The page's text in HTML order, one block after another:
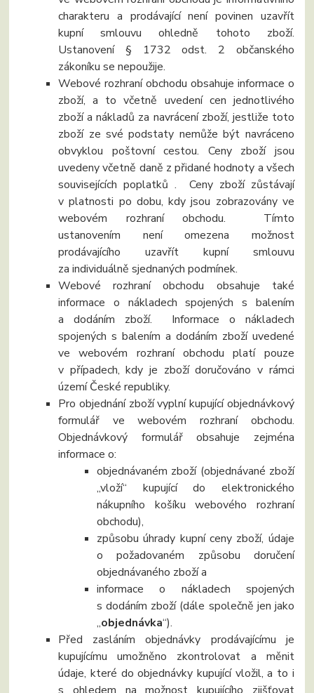
charakteru a prodávající není povinen uzavřít
kupní smlouvu ohledně tohoto zboží.
Ustanovení § 1732 odst. 2 občanského
zákoníku se nepoužije.
Webové rozhraní obchodu obsahuje informace o
zboží, a to včetně uvedení cen jednotlivého
zboží a nákladů za navrácení zboží, jestliže toto
zboží ze své podstaty nemůže být navráceno
obvyklou poštovní cestou. Ceny zboží jsou
uvedeny včetně daně z přidané hodnoty a všech
souvisejících poplatků . Ceny zboží zůstávají
v platnosti po dobu, kdy jsou zobrazovány ve
webovém rozhraní obchodu. Tímto
ustanovením není omezena možnost
prodávajícího uzavřít kupní smlouvu
za individuálně sjednaných podmínek.
Webové rozhraní obchodu obsahuje také
informace o nákladech spojených s balením
a dodáním zboží. Informace o nákladech
spojených s balením a dodáním zboží uvedené
ve webovém rozhraní obchodu platí pouze
v případech, kdy je zboží doručováno v rámci
území České republiky.
Pro objednání zboží vyplní kupující objednávkový
formulář ve webovém rozhraní obchodu.
Objednávkový formulář obsahuje zejména
informace o:
objednávaném zboží (objednávané zboží
„vloží“ kupující do elektronického
nákupního košíku webového rozhraní
obchodu),
způsobu úhrady kupní ceny zboží, údaje
o požadovaném způsobu doručení
objednávaného zboží a
informace o nákladech spojených
s dodáním zboží (dále společně jen jako
„objednávka“).
Před zasláním objednávky prodávajícímu je
kupujícímu umožněno zkontrolovat a měnit
údaje, které do objednávky kupující vložil, a to i